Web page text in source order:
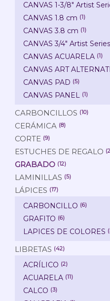
CANVAS 1-3/8" Artist
CANVAS 1.8 cm (1)
CANVAS 3.8 cm (1)
CANVAS 3/4" Artist Series
CANVAS ACUARELA (1)
CANVAS ART
CANVAS PAD (5)
CANVAS PANEL (1)
CARBONCILLOS (10)
CERÁMICA (8)
CORTE (9)
ESTUCHES DE REGALO
GRABADO (12)
LAMINILLAS (5)
LÁPICES (17)
CARBONCILLO (6)
GRAFITO (6)
LAPICES DE COLORES
LIBRETAS (42)
ACRÍLICO (2)
ACUARELA (11)
CALCO (3)